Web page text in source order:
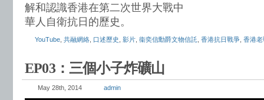
解和認識香港在第二次世界大戰中
華人自衛抗日的歷史。
YouTube 共融網絡 口述歷史 影片 衞奕信勳爵文物信託 香港抗日戰爭 香港
EP03：三個小子炸礦山
May 28th, 2014 admin